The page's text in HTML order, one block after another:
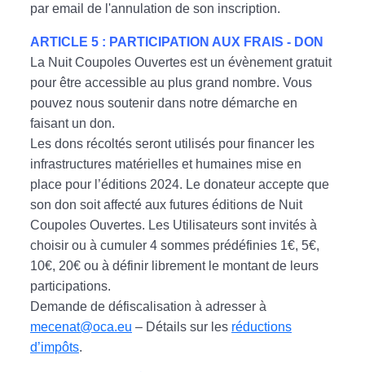
par email de l'annulation de son inscription.
ARTICLE 5 : PARTICIPATION AUX FRAIS - DON
La Nuit Coupoles Ouvertes est un évènement gratuit
pour être accessible au plus grand nombre. Vous
pouvez nous soutenir dans notre démarche en
faisant un don.
Les dons récoltés seront utilisés pour financer les
infrastructures matérielles et humaines mise en
place pour l’éditions 2024. Le donateur accepte que
son don soit affecté aux futures éditions de Nuit
Coupoles Ouvertes. Les Utilisateurs sont invités à
choisir ou à cumuler 4 sommes prédéfinies 1€, 5€,
10€, 20€ ou à définir librement le montant de leurs
participations.
Demande de défiscalisation à adresser à
mecenat@oca.eu – Détails sur les réductions
d’impôts.